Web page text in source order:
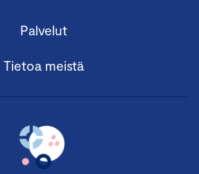
Palvelut
Tietoa meistä